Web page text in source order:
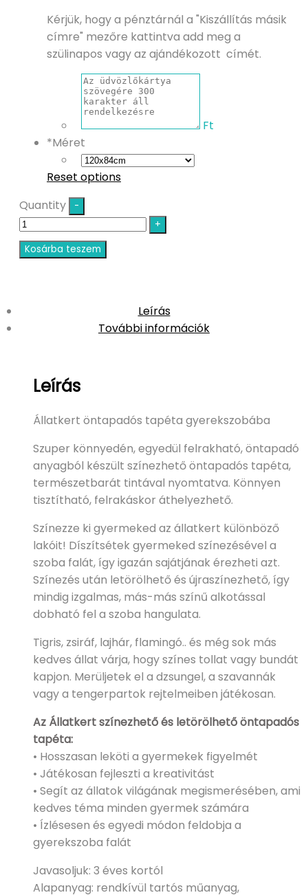
Kérjük, hogy a pénztárnál a "Kiszállítás másik
címre" mezőre kattintva add meg a
szülinapos vagy az ajándékozott címét.
Ft
*Méret
Reset options
Quantity
Kosárba teszem
Leírás
További információk
Leírás
Állatkert öntapadós tapéta gyerekszobába
Szuper könnyedén, egyedül felrakható, öntapadó
anyagból készült színezhető öntapadós tapéta,
természetbarát tintával nyomtatva. Könnyen
tisztítható, felrakáskor áthelyezhető.
Színezze ki gyermeked az állatkert különböző
lakóit! Díszítsétek gyermeked színezésével a
szoba falát, így igazán sajátjának érezheti azt.
Színezés után letörölhető és újraszínezhető, így
mindig izgalmas, más-más színű alkotással
dobható fel a szoba hangulata.
Tigris, zsiráf, lajhár, flamingó.. és még sok más
kedves állat várja, hogy színes tollat vagy bundát
kapjon. Merüljetek el a dzsungel, a szavannák
vagy a tengerpartok rejtelmeiben játékosan.
Az Állatkert színezhető és letörölhető öntapadós
tapéta:
• Hosszasan leköti a gyermekek figyelmét
• Játékosan fejleszti a kreativitást
• Segít az állatok világának megismerésében, ami
kedves téma minden gyermek számára
• Ízlésesen és egyedi módon feldobja a
gyerekszoba falát
Javasoljuk: 3 éves kortól
Alapanyag: rendkívül tartós műanyag,